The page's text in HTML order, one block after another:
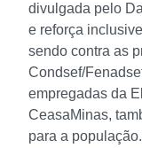
divulgada pelo
e reforça
sendo contra as
Condsef/
empregadas da
CeasaMinas,
para a